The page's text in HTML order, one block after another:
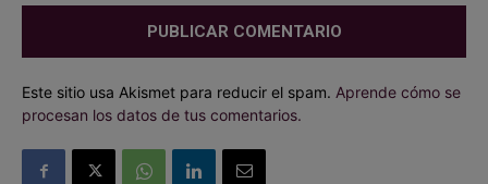
Este sitio usa Akismet para reducir el spam. Aprende cómo se
procesan los datos de tus comentarios.